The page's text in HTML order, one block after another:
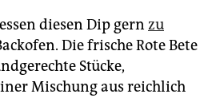
diesen Dip gern zu
Die frische Rote Bete
Stücke,
Mischung aus reichlich